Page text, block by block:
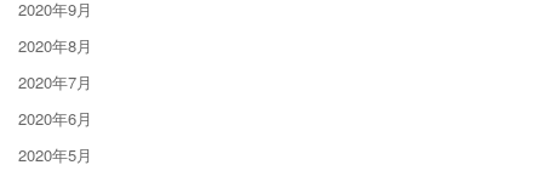
2020年9月
2020年8月
2020年7月
2020年6月
2020年5月